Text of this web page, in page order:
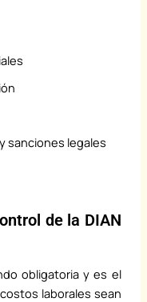
sanciones legales
de la DIAN
obligatoria y es el
laborales sean